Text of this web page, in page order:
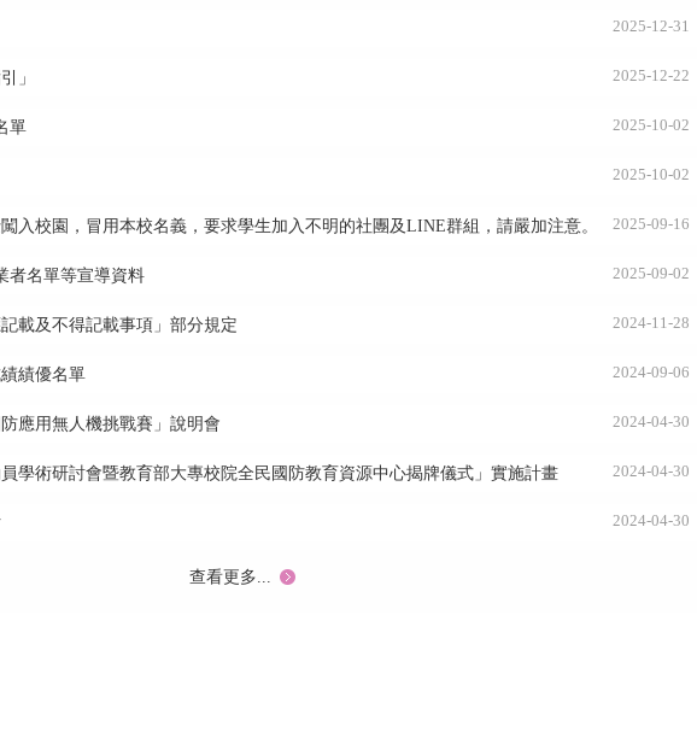
2025-12-31
」 2025-12-22
單 2025-10-02
2025-10-02
入校園，冒用本校名義，要求學生加入不明的社團及LINE群組，請嚴加注意。 2025-09-16
者名單等宣導資料 2025-09-02
載及不得記載事項」部分規定 2024-11-28
績優名單 2024-09-06
應用無人機挑戰賽」說明會 2024-04-30
員學術研討會暨教育部大專校院全民國防教育資源中心揭牌儀式」實施計畫 2024-04-30
2024-04-30
查看更多...